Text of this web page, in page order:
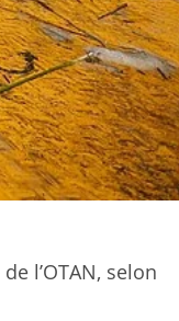
l’OTAN, selon